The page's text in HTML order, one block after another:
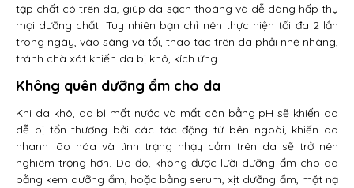
tạp chất có trên da, giúp da sạch thoáng và dễ dàng hấp thụ
mọi dưỡng chất. Tuy nhiên bạn chỉ nên thực hiện tối đa 2 lần
trong ngày, vào sáng và tối, thao tác trên da phải nhẹ nhàng,
tránh chà xát khiến da bị khô, kích ứng.
Không quên dưỡng ẩm cho da
Khi da khô, da bị mất nước và mất cân bằng pH sẽ khiến da
dễ bị tổn thương bởi các tác động từ bên ngoài, khiến da
nhanh lão hóa và tình trạng nhạy cảm trên da sẽ trở nên
nghiêm trọng hơn. Do đó, không được lười dưỡng ẩm cho da
bằng kem dưỡng ẩm, hoặc bằng serum, xịt dưỡng ẩm, mặt nạ